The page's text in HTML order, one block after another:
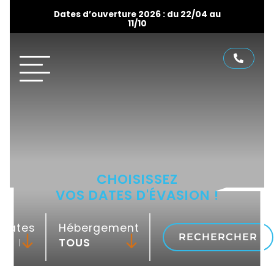
Dates d’ouverture 2026 : du 22/04 au
11/10
CHOISISSEZ
VOS DATES D'ÉVASION !
Dates
Hébergement
RECHERCHER